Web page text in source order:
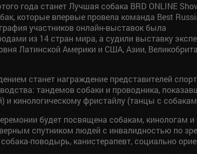
года станет Лучшая собака BRD ONLINE
которые впервые провела команда Best
участников онлайн-выставок была
из 14 стран мира, а судили выставку
Латинской Америки и США, Азии,
станет награждение представителей
тандемов собаки и проводника,
и кинологическому фристайлу (танцы с
будет посвящена собакам,
спутником людей с инвалидностью по
поводырь, канистерапевт, социально